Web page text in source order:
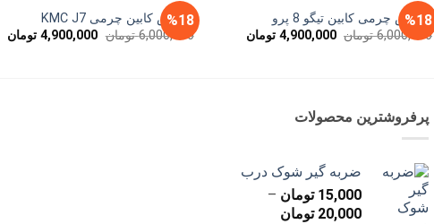
%18
کفپوش چرمی کابین تیگو 8 پرو
6,000,000 تومان قیمت
اصلی
4,900,000 تومان
%18
کفپوش کابین چرمی KMC J7
6,000,000 تومان قیمت
اصلی
4,900,000 تومان
پرفروشترین محصولات
ضربه گیر شوک درب
15,000 تومان –
20,000 تومان